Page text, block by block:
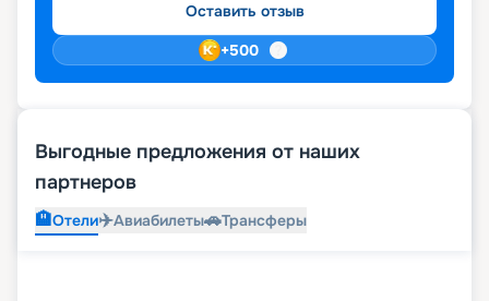
Оставить отзыв
+500
Выгодные предложения от наших
партнеров
🏨Отели✈️Авиабилеты🚗Трансферы